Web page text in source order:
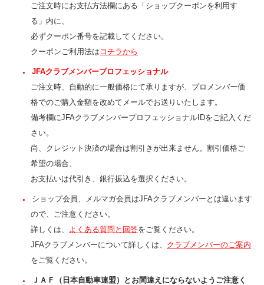
ご注文時にお支払方法欄にある「ショップクーポンを利用す
る」内に、
必ずクーポン番号を記載してください。
クーポンご利用法は コチラから
JFAクラブメンバープロフェッショナル
ご注文時、自動的に一般価格にて承りますが、プロメンバー価
格でのご購入金額を改めてメールでお送りいたします。
備考欄にJFAクラブメンバープロフェッショナルIDをご記入くだ
さい。
尚、クレジット決済の場合は割引きが出来ません。割引価格ご
希望の場合、
お支払いは代引き、銀行振込を選択ください。
ショップ会員、メルマガ会員はJFAクラブメンバーとは違います
ので、ご注意ください。
詳しくは、
よくある質問と回答をご覧ください。
JFAクラブメンバーについて詳しくは、 クラブメンバーのご案内
をご覧ください。
ＪＡＦ（日本自動車連盟）とお間違えにならないようご注意く